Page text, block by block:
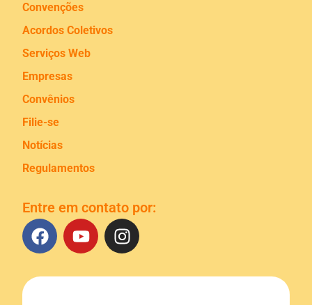
Convenções
Acordos Coletivos
Serviços Web
Empresas
Convênios
Filie-se
Notícias
Regulamentos
Entre em contato por: